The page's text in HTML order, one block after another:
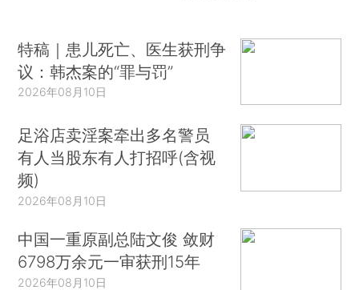
特稿｜患儿死亡、医生获刑争
议：韩杰案的“罪与罚”
2026年08月10日
足浴店卖淫案牵出多名警员
有人当股东有人打招呼(含视
频)
2026年08月10日
中国一重原副总陆文俊 敛财
6798万余元一审获刑15年
2026年08月10日